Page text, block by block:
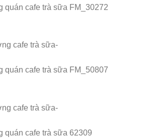
quán cafe trà sữa FM_30272
quán cafe trà sữa FM_50807
quán cafe trà sữa 62309